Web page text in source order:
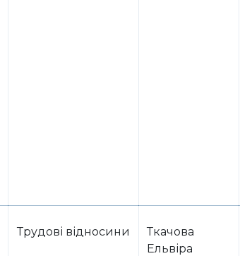
Трудові відносини
Ткачова
Ельвіра